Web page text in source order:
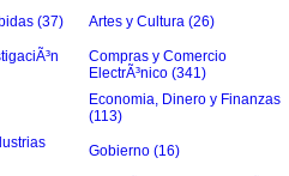
(37) Artes y Cultura (26)
Compras y Comercio
ElectrÃ³nico (341)
Economia, Dinero y Finanzas
(113)
Gobierno (16)